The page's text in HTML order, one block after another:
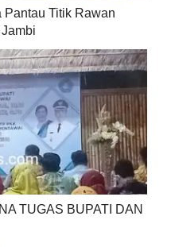
Pantau Titik Rawan
TUGAS BUPATI DAN